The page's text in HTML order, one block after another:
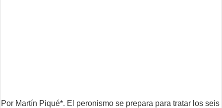
Por Martín Piqué*. El peronismo se prepara para tratar los seis